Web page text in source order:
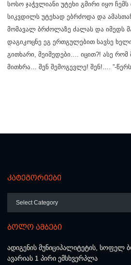
სოსო ჯაჭვლიანი უტეხი გმირი იყო
სიკვდილს უტეხად ებრძოდა და
მომავალ ბრძოლაზე ძალას და იმედს
დაგიკოცნე ეგ ერთგულებით სავსე
გითხარი, მეიმედები…. იცით?! ასე
მითხრა… შენ შემოგევლე! შენ!…. ”-
კატეგორიები
ბოლო ამბები
ადიგენის მუნიციპალიტეტის, სოფელ
ავარიას 1 პირი ემსხვერპლა